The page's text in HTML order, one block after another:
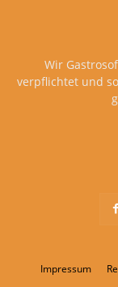
Wir
verpflichtet und
Impressum